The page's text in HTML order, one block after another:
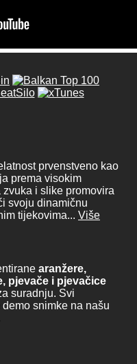
prvenstveno kao
prema visokim
i slike promovira
svoju dinamičnu
tijekovima... Više
aranžere,
pjevače i pjevačice
suradnju. Svi
snimke na našu